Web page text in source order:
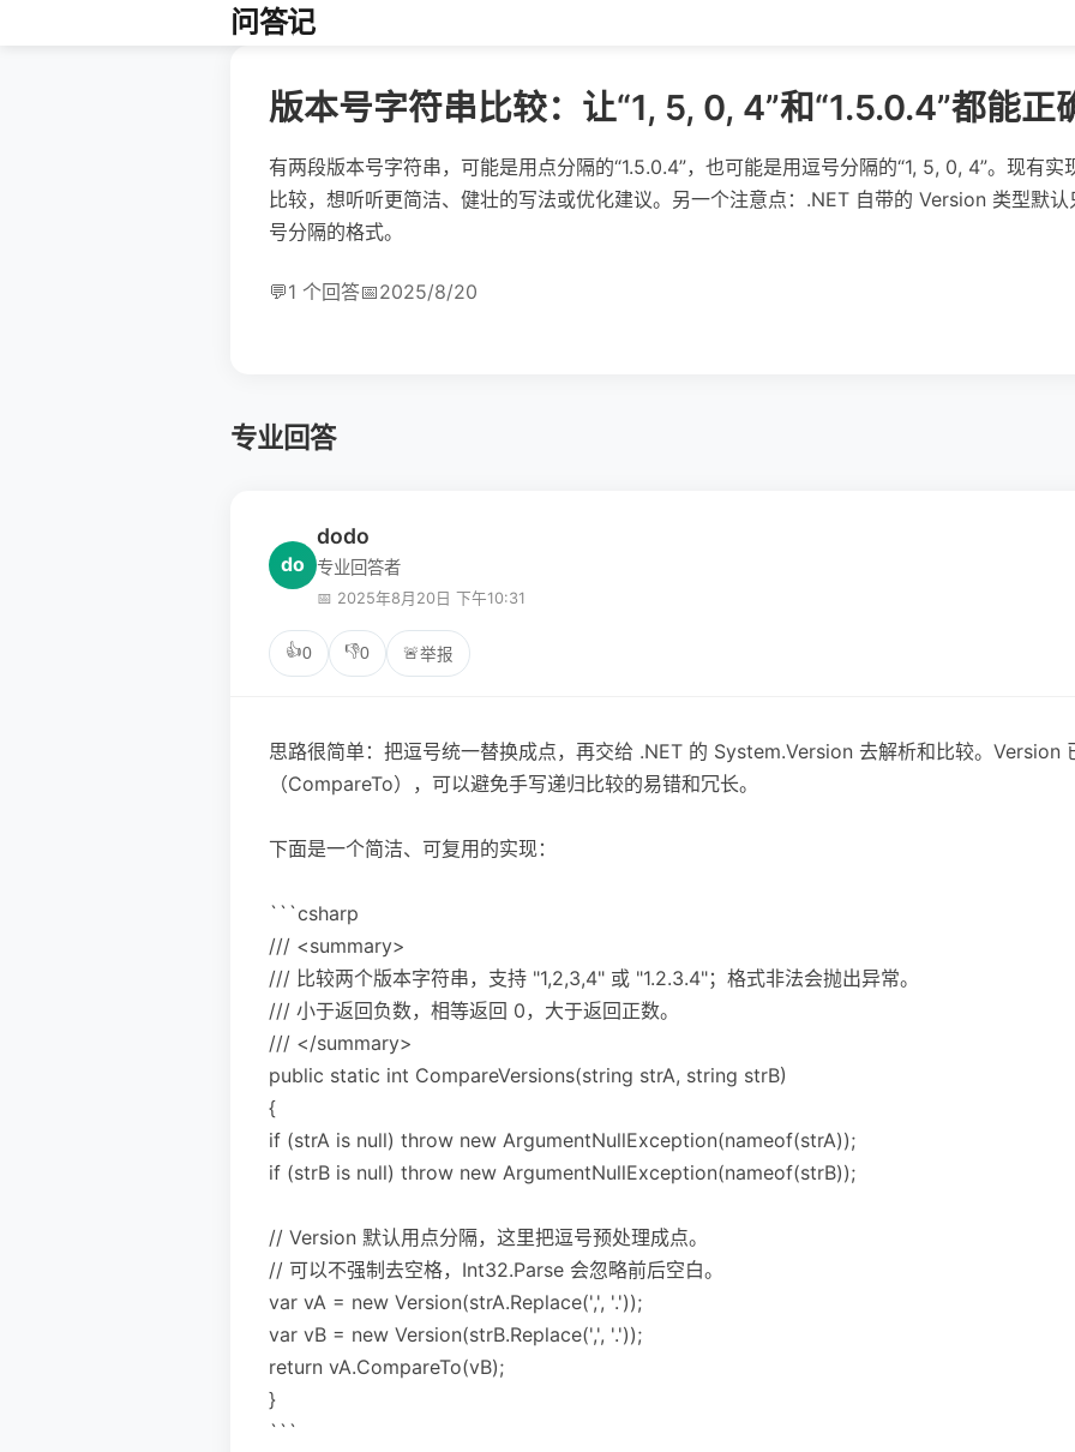
问答记
版本号字符串比较：让“1, 5, 0, 4”和“1.5.0.4”都能正
有两段版本号字符串，可能是用点分隔的“1.5.0.4”，也可能是用逗号分隔的“1, 5, 0, 4”。现有
比较，想听听更简洁、健壮的写法或优化建议。另一个注意点：.NET 自带的 Version 类型默
号分隔的格式。
💬1 个回答📅2025/8/20
专业回答
do
dodo
专业回答者
📅 2025年8月20日 下午10:31
👍0 👎0 🚨举报
思路很简单：把逗号统一替换成点，再交给 .NET 的 System.Version 去解析和比较。Version
（CompareTo），可以避免手写递归比较的易错和冗长。
下面是一个简洁、可复用的实现：
```csharp
/// <summary>
/// 比较两个版本字符串，支持 "1,2,3,4" 或 "1.2.3.4"；格式非法会抛出异常。
/// 小于返回负数，相等返回 0，大于返回正数。
/// </summary>
public static int CompareVersions(string strA, string strB)
{
if (strA is null) throw new ArgumentNullException(nameof(strA));
if (strB is null) throw new ArgumentNullException(nameof(strB));
// Version 默认用点分隔，这里把逗号预处理成点。
// 可以不强制去空格，Int32.Parse 会忽略前后空白。
var vA = new Version(strA.Replace(',', '.'));
var vB = new Version(strB.Replace(',', '.'));
return vA.CompareTo(vB);
}
```